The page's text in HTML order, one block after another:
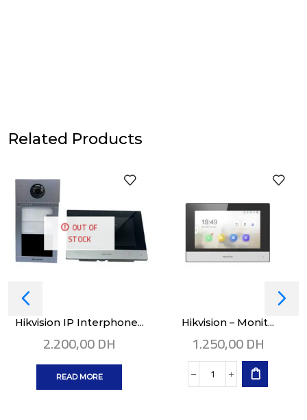
Related Products
OUT OF
STOCK
Hikvision IP Interphone...
2.200,00DH
READ MORE
Hikvision – Monit...
1.250,00DH